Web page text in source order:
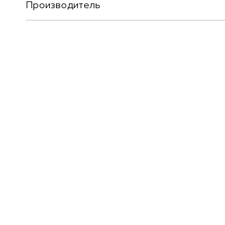
Производитель